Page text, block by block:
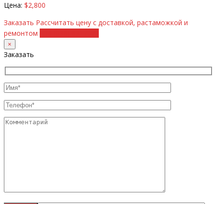
Цена: $2,800
Заказать Рассчитать цену с доставкой, растаможкой и
ремонтом
×
Заказать